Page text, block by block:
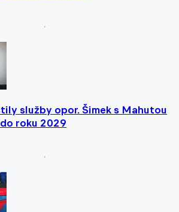
služby opor. Šimek s Mahutou
roku 2029